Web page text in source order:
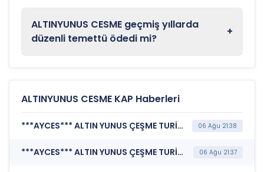
ALTINYUNUS CESME geçmiş yıllarda
düzenli temettü ödedi mi?
+
ALTINYUNUS CESME KAP Haberleri
***AYCES*** ALTIN YUNUS ÇEŞME TURİSTİK TESİSLER A.Ş. (Katılım Finansı İlkeleri Bilgi Formu ) 06 Ağu 21:38
***AYCES*** ALTIN YUNUS ÇEŞME TURİSTİK TESİSLER A.Ş. (Sorumluluk Beyanı (Konsolide Olmayan)) 06 Ağu 21:37